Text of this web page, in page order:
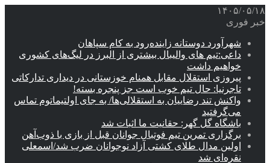
۱۴۰۵/۰۵/۱۸
خبر فوری
شهرآورد دوستانه زاینده‌رود به کام سپاهان
داعی:تیم های والیبال بیشتری از البرز در لیگ‌های کشوری
خواهیم داشت
پیروزی استقلال مقابل همنام خوزستانی در دیداری تدارکاتی
تاجرنیا: حال تیم خوب است جز پنجره بسته!
واکنش تند رضاییان به استقلالی‌ها/ به جای اولتیماتوم تماس
می‌گرفتید
باشگاه گل گهر: حقانیت ما اثبات شد
برگزاری تمرین تیم فوتبال جوانان قبل از بازی با ذوب‌آهن
اولین مدال طلای کشتی آزاد نوجوانان ضرب شد/اسمعلی
نقره‌ای شد